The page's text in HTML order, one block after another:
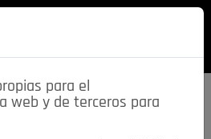
para el
web y de terceros para